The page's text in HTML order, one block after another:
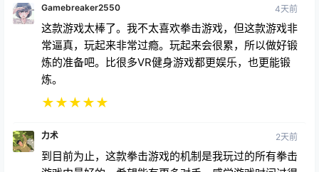
Gamebreaker2550 4天前
这款游戏太棒了。我不太喜欢拳击游戏，但这款游戏非
常逼真，玩起来非常过瘾。玩起来会很累，所以做好锻
炼的准备吧。比很多VR健身游戏都更娱乐，也更能锻
炼。
★★★★★
力术 2天前
到目前为止，这款拳击游戏的机制是我玩过的所有拳击